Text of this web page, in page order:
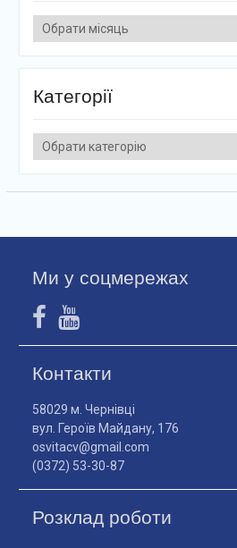
Архіви
Категорії
Категорії
Ми у соцмережах
Контакти
58029 м. Чернівці
вул. Героїв Майдану, 176
osvitacv@gmail.com
(0372) 53-30-87
Розклад роботи